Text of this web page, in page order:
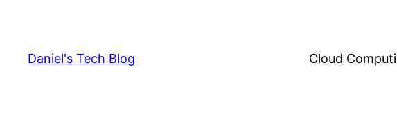
content
Daniel's Tech Blog Cloud